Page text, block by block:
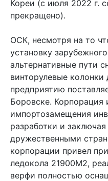
Кореи (с июля 2022 г.
прекращено).
ОСК, несмотря на то
установку
альтернативные пути
винторулевые колонки
предприятию
Боровске. Корпорация
импортозамещения
разработки и
дружественными
корпорации привел
ледокола 21900М2,
верфи полностью